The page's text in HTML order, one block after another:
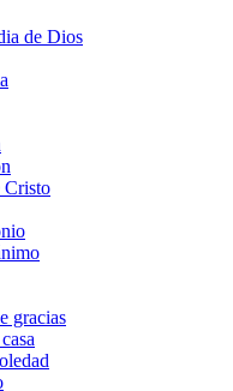
de Dios
Cristo
gracias